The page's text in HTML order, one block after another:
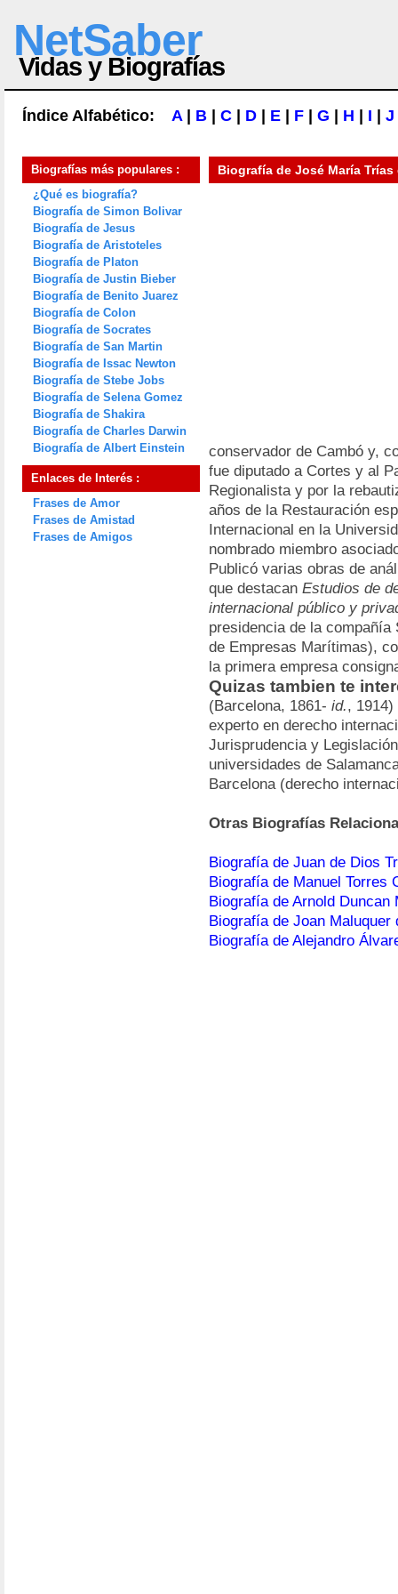
NetSaber
Vidas y Biografías
Índice Alfabético: A| B C D E F G H I J
Biografías más populares :
¿Qué es biografía?
Biografía de Simon Bolivar
Biografía de Jesus
Biografía de Aristoteles
Biografía de Platon
Biografía de Justin Bieber
Biografía de Benito Juarez
Biografía de Colon
Biografía de Socrates
Biografía de San Martin
Biografía de Issac Newton
Biografía de Stebe Jobs
Biografía de Selena Gomez
Biografía de Shakira
Biografía de Charles Darwin
Biografía de Albert Einstein
Enlaces de Interés :
Frases de Amor
Frases de Amistad
Frases de Amigos
Biografía de José María Trías
conservador de Cambó y,
fue diputado a Cortes y al
Regionalista y por la
años de la Restauración
Internacional en la
nombrado miembro
Publicó varias obras de
que destacan Estudios de
internacional público y
presidencia de la compañía
de Empresas Marítimas),
la primera empresa
Quizas tambien te
(Barcelona, 1861- id.,
experto en derecho
Jurisprudencia y
universidades de
Barcelona (derecho
Otras Biografías
Biografía de Juan de Dios
Biografía de Manuel Torres
Biografía de Arnold Duncan
Biografía de Joan Maluquer
Biografía de Alejandro